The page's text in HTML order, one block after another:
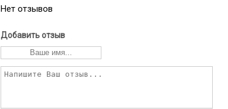
Нет отзывов
Добавить отзыв